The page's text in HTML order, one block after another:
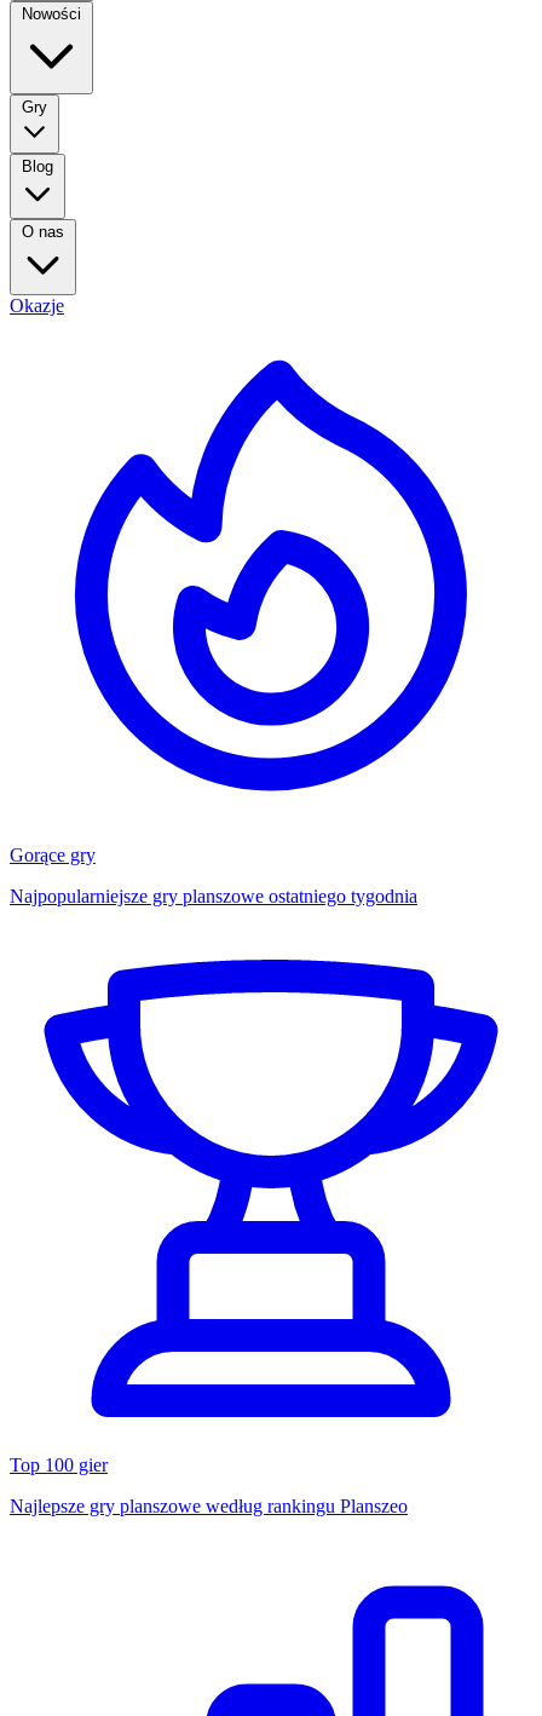
Nowości
Gry
Blog
O nas
Okazje
Gorące gry
Najpopularniejsze gry planszowe ostatniego tygodnia
Top 100 gier
Najlepsze gry planszowe według rankingu Planszeo